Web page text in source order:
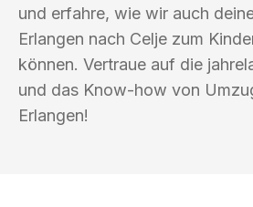
und erfahre, wie wir auch
Erlangen nach Celje zum
können. Vertraue auf die
und das Know-how von
Erlangen!